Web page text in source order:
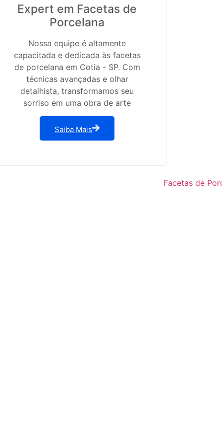
Expert em Facetas de
Porcelana
Nossa equipe é altamente
capacitada e dedicada às facetas
de porcelana em Cotia - SP. Com
técnicas avançadas e olhar
detalhista, transformamos seu
sorriso em uma obra de arte
Saiba Mais